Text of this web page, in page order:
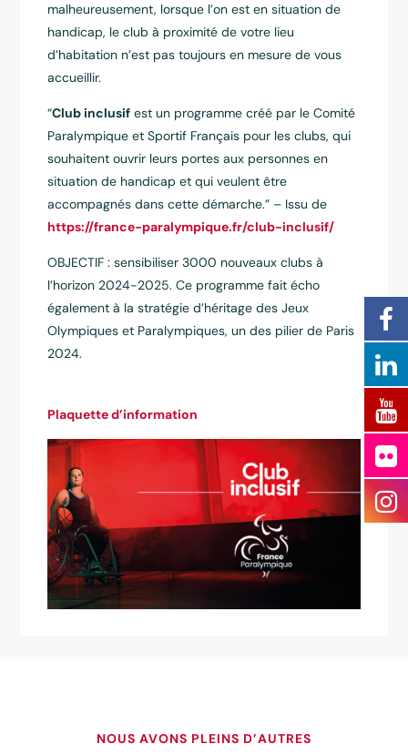
malheureusement, lorsque l’on est en situation de
handicap, le club à proximité de votre lieu
d’habitation n’est pas toujours en mesure de vous
accueillir.
“Club inclusif est un programme créé par le Comité
Paralympique et Sportif Français pour les clubs, qui
souhaitent ouvrir leurs portes aux personnes en
situation de handicap et qui veulent être
accompagnés dans cette démarche.” – Issu de
https://france-paralympique.fr/club-inclusif/
OBJECTIF : sensibiliser 3000 nouveaux clubs à
l’horizon 2024-2025. Ce programme fait écho
également à la stratégie d’héritage des Jeux
Olympiques et Paralympiques, un des pilier de Paris
2024.
Plaquette d’information
NOUS AVONS PLEINS D’AUTRES